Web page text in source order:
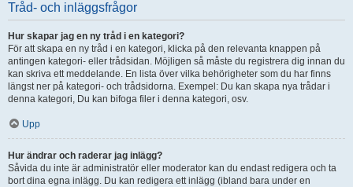
Tråd- och inläggsfrågor
Hur skapar jag en ny tråd i en kategori?
För att skapa en ny tråd i en kategori, klicka på den relevanta knappen på
antingen kategori- eller trådsidan. Möjligen så måste du registrera dig innan du
kan skriva ett meddelande. En lista över vilka behörigheter som du har finns
längst ner på kategori- och trådsidorna. Exempel: Du kan skapa nya trådar i
denna kategori, Du kan bifoga filer i denna kategori, osv.
Upp
Hur ändrar och raderar jag inlägg?
Såvida du inte är administratör eller moderator kan du endast redigera och ta
bort dina egna inlägg. Du kan redigera ett inlägg (ibland bara under en